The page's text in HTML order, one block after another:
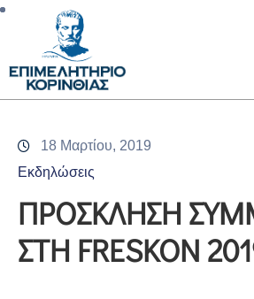
Επιμελητήριο
Υπηρεσίες
Προγράμματα
Δράσεις
18 Μαρτίου, 2019
Εκδηλώσεις
ΠΡΟΣΚΛΗΣΗ
ΣΤΗ FRESKON